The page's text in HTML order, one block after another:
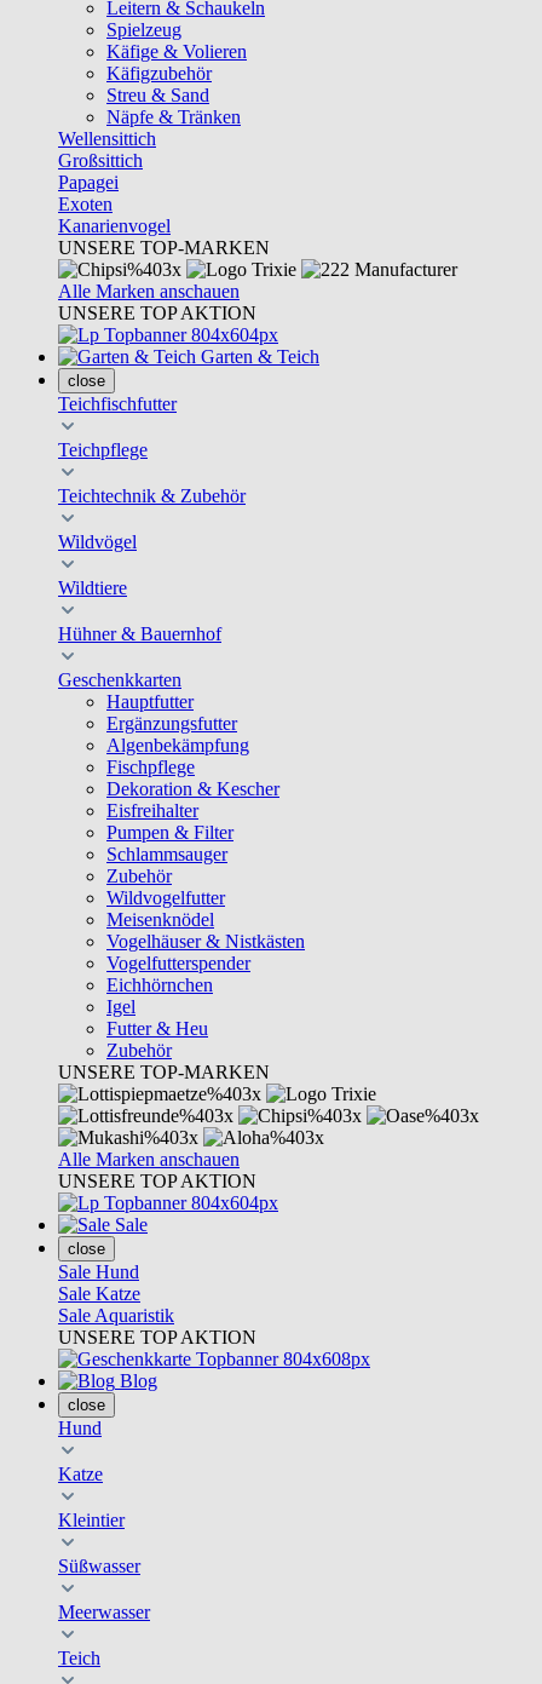
Leitern & Schaukeln
Spielzeug
Käfige & Volieren
Käfigzubehör
Streu & Sand
Näpfe & Tränken
Wellensittich
Großsittich
Papagei
Exoten
Kanarienvogel
UNSERE TOP-MARKEN
Alle Marken anschauen
UNSERE TOP AKTION
Garten & Teich
close
Teichfischfutter
Teichpflege
Teichtechnik & Zubehör
Wildvögel
Wildtiere
Hühner & Bauernhof
Geschenkkarten
Hauptfutter
Ergänzungsfutter
Algenbekämpfung
Fischpflege
Dekoration & Kescher
Eisfreihalter
Pumpen & Filter
Schlammsauger
Zubehör
Wildvogelfutter
Meisenknödel
Vogelhäuser & Nistkästen
Vogelfutterspender
Eichhörnchen
Igel
Futter & Heu
Zubehör
UNSERE TOP-MARKEN
Alle Marken anschauen
UNSERE TOP AKTION
Sale
close
Sale Hund
Sale Katze
Sale Aquaristik
UNSERE TOP AKTION
Blog
close
Hund
Katze
Kleintier
Süßwasser
Meerwasser
Teich